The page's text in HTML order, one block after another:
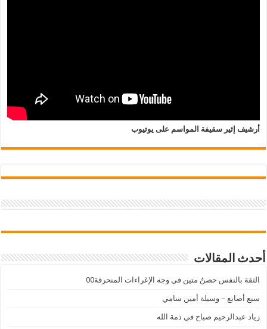
أرشيف إثير سقيفة المواسم على يوتيوب
أحدث المقالات
الثقة بالنفس حصنٌ متين في وجه الإغراءات المنحرفة00
سبع أصابع – وسيلة أمين سامي
زياد عبدالرحيم صباح في ذمة الله